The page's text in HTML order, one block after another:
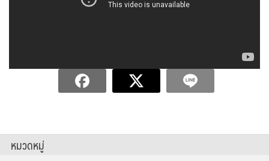
หมวดหมู่